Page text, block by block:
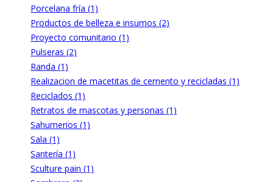
Porcelana fría (1)
Productos de belleza e insumos (2)
Proyecto comunitario (1)
Pulseras (2)
Randa (1)
Realizacion de macetitas de cemento y recicladas (1)
Reciclados (1)
Retratos de mascotas y personas (1)
Sahumerios (1)
Sala (1)
Santería (1)
Sculture pain (1)